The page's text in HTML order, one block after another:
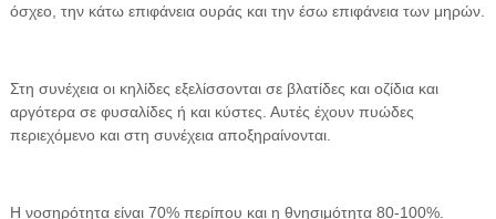
όσχεο, την κάτω επιφάνεια ουράς και την έσω επιφάνεια των μηρών.
Στη συνέχεια οι κηλίδες εξελίσσονται σε βλατίδες και οζίδια και
αργότερα σε φυσαλίδες ή και κύστες. Αυτές έχουν πυώδες
περιεχόμενο και στη συνέχεια αποξηραίνονται.
Η νοσηρότητα είναι 70% περίπου και η θνησιμότητα 80-100%.